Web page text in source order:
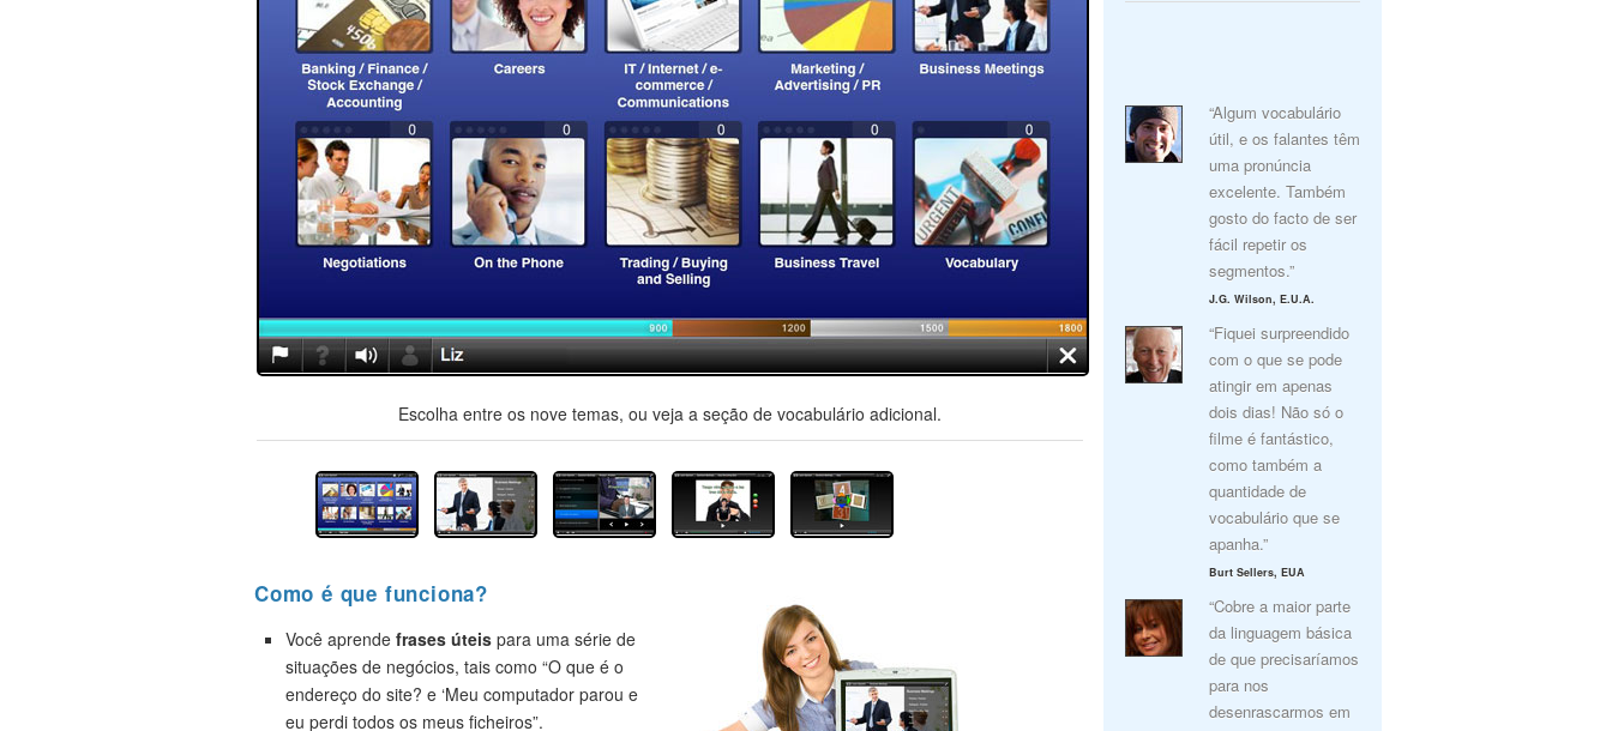
Escolha entre os nove temas, ou veja a seção de vocabulário adicional.
Como é que funciona?
Você aprende frases úteis para uma série de
situações de negócios, tais como “O que é o
endereço do site? e ‘Meu computador parou e
eu perdi todos os meus ficheiros”.
“Algum vocabulário
útil, e os falantes têm
uma pronúncia
excelente. Também
gosto do facto de ser
fácil repetir os
segmentos.”
J.G. Wilson, E.U.A.
“Fiquei surpreendido
com o que se pode
atingir em apenas
dois dias! Não só o
filme é fantástico,
como também a
quantidade de
vocabulário que se
apanha.”
Burt Sellers, EUA
“Cobre a maior parte
da linguagem básica
de que precisaríamos
para nos
desenrascarmos em